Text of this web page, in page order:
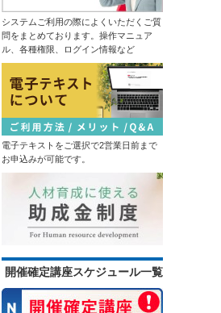
2026年9月14日(月)オンライン
中堅社員研修～管理職を補佐し、部
の成果を出す！
会員 13,500円 通常 14,300円
2026年9月7日(月)
オンライン
プロジェクトマネジメント基礎研修
会員 13,500円 通常 14,300円
2026年9月14日(月)オンライン
はじめての経理実務研修～日次・月
次基礎業務編
13,500円 通常
14,300円
2026年9月14日(月)オンライン
2026年9月28日(月)オンライン
情報セキュリティ研修～身近な事例
から社内リスクを抑制する
会員 13,500円 通常 14,300円
ＤＸ推進のための業務改革研修～デ
ジタル活用の視点を持つ
ChatGPT×データ分析研修～ＡＩド
リブンな課題解決
生成ＡＩ推進リーダー育成研修～効
果的な業務を選びエージェントを作
成する
（半日研修）ＡＩ理解研修～人工知
能にできることを知り、正しく活用
する
触って高める生成ＡＩリテラシー研
修～生成ＡＩパスポート取得の１歩
（半日研修）営業向け生成ＡＩ活用
研修～提案書作成・Excel作業を効率
化する
問合せ対応効率化のためのＡＩエー
（２日間）
初心者限定！GeminiでWeb検索・情
報整理から自業務特化ＡＩ作成まで
学ぶ３日間集中コース
生成ＡＩを味方にするWebマーケテ
システムご利用の際によくいただくご質
問をまとめております。操作マニュア
ル、各種権限、ログイン情報など
電子テキストをご選択で2営業日前まで
お申込みが可能です。
開催確定講座スケジュール一覧